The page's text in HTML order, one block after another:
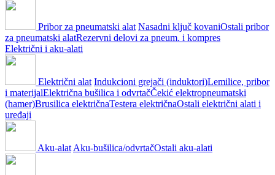
Pribor za pneumatski alat Nasadni ključ kovaniOstali pribor
za pneumatski alatRezervni delovi za pneum. i kompres
Električni i aku-alati
Električni alat Indukcioni grejači (induktori)Lemilice, pribor
i materijalElektrična bušilica i odvrtačČekić elektropneumatski
(hamer)Brusilica električnaTestera električnaOstali električni alati i
uređaji
Aku-alat Aku-bušilica/odvrtačOstali aku-alati